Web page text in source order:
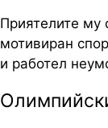
Приятелите му
мотивиран
и работел